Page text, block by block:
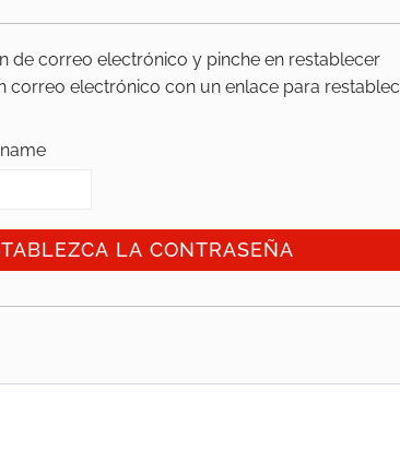
de correo electrónico y pinche en restablecer
correo electrónico con un enlace para
LA CONTRASEÑA